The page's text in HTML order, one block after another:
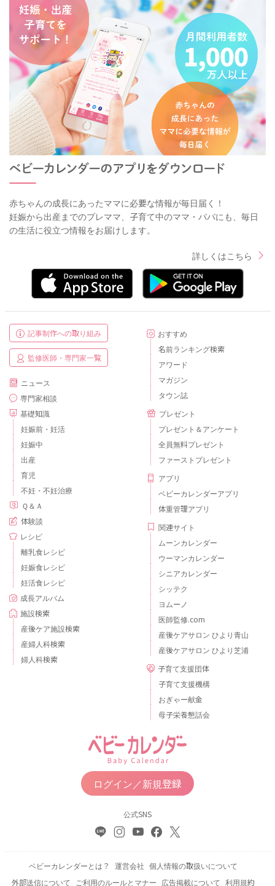
赤ちゃんの成長にあったママに必要な情報が毎日届く！
妊娠から出産までのプレママ、子育て中のママ・パパにも、毎日
の生活に役立つ情報をお届けします。
詳しくはこちら
記事制作への取り組み
監修医師・専門家一覧
ニュース
専門家相談
基礎知識
妊娠前・妊活
妊娠中
出産
育児
不妊・不妊治療
Ｑ＆Ａ
体験談
レシピ
離乳食レシピ
妊娠食レシピ
妊活食レシピ
成長アルバム
施設検索
産後ケア施設検索
産婦人科検索
婦人科検索
おすすめ
名前ランキング検索
アワード
マガジン
タウン誌
プレゼント
プレゼント＆アンケート
全員無料プレゼント
ファーストプレゼント
アプリ
ベビーカレンダーアプリ
体重管理アプリ
関連サイト
ムーンカレンダー
ウーマンカレンダー
シニアカレンダー
シッテク
ヨムーノ
医師監修.com
産後ケアサロン ひより青山
産後ケアサロン ひより芝浦
子育て支援団体
子育て支援機構
おぎゃー献金
母子栄養懇話会
ログイン／新規登録
公式SNS
ベビーカレンダーとは？ 運営会社 個人情報の取扱いについて
外部送信について
ご利用のルールとマナー 広告掲載について 利用規約